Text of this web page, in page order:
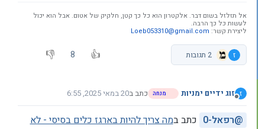
אל תזלזל בשום דבר. אלקטרון הוא כל כך קטן, חלקיק של אטום. אבל הוא יכול
לעשות כל כך הרבה.
ליצירת קשר: Loeb053310@gmail.com
ז 2 תגובות 8
ז
מנותק
זוג ידיים ימניות מנחה כתב ב20 במאי 2025, 6:55
נערך לאחרונה על ידי זוג ידיים ימניות
@רפאל-0 כתב במה צריך להיות בארגז כלים בסיסי - לא